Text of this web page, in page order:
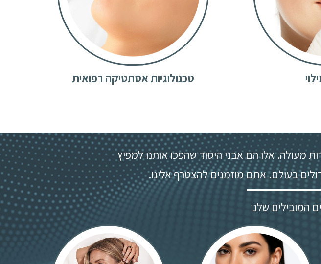
טכנולוגיות אסתטיקה רפואית
מעולה. אלו הם אבני היסוד שהפכו אותנו למפיץ
בעולם. אתם מוזמנים להצטרף אלינו.
המובילים שלנו